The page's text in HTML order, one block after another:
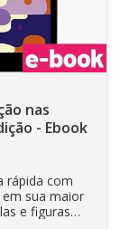
nas
- Ebook
rápida com
sua maior
e figuras